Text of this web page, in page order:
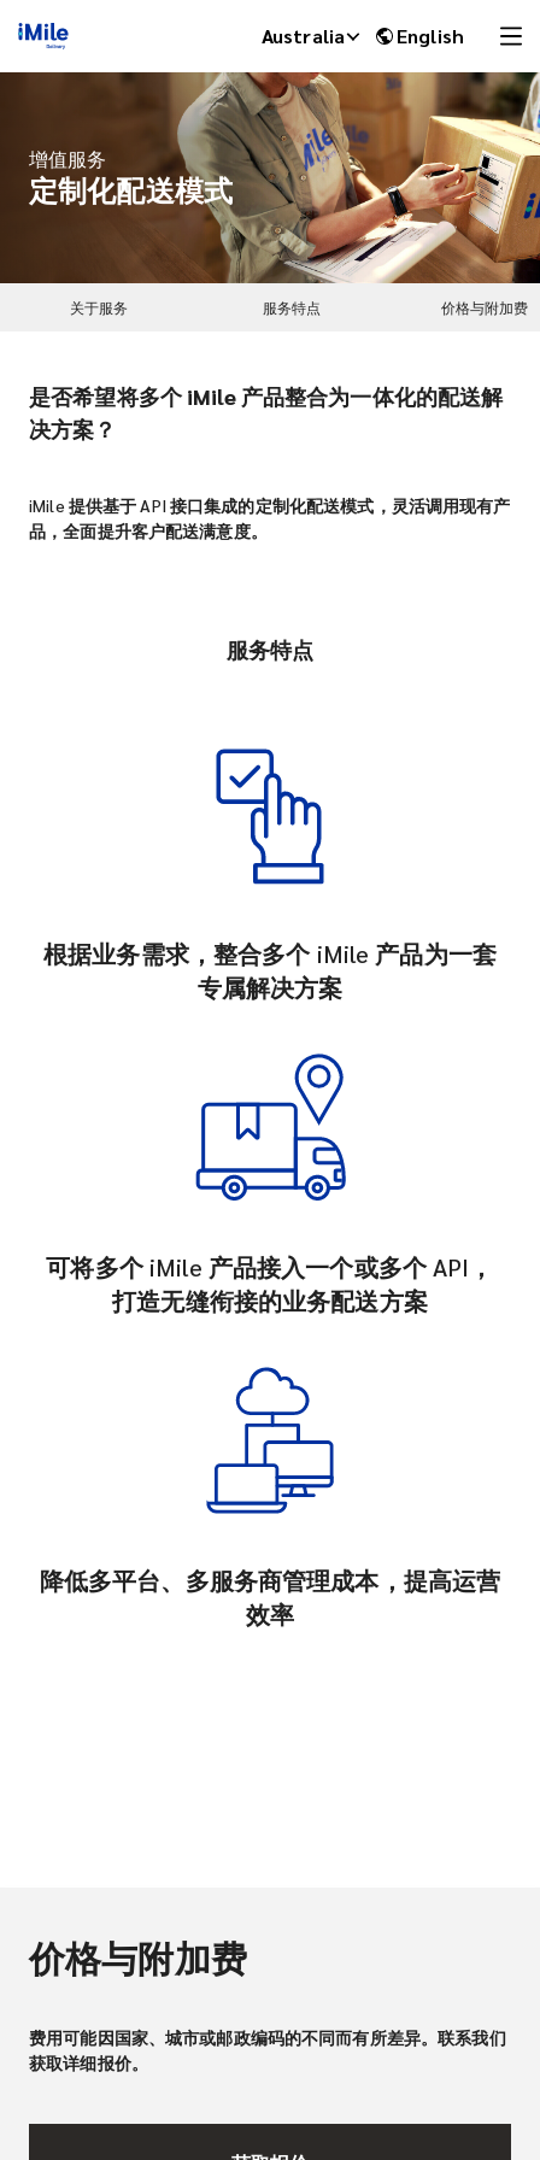
Australia English
增值服务
定制化配送模式
关于服务 服务特点 价格与附加费
是否希望将多个 iMile 产品整合为一体化的配送解
决方案？
iMile 提供基于 API 接口集成的定制化配送模式，灵活调用现有产
品，全面提升客户配送满意度。
服务特点
根据业务需求，整合多个 iMile 产品为一套
专属解决方案
可将多个 iMile 产品接入一个或多个 API，
打造无缝衔接的业务配送方案
降低多平台、多服务商管理成本，提高运营
效率
价格与附加费
费用可能因国家、城市或邮政编码的不同而有所差异。联系我们
获取详细报价。
iMile Chat